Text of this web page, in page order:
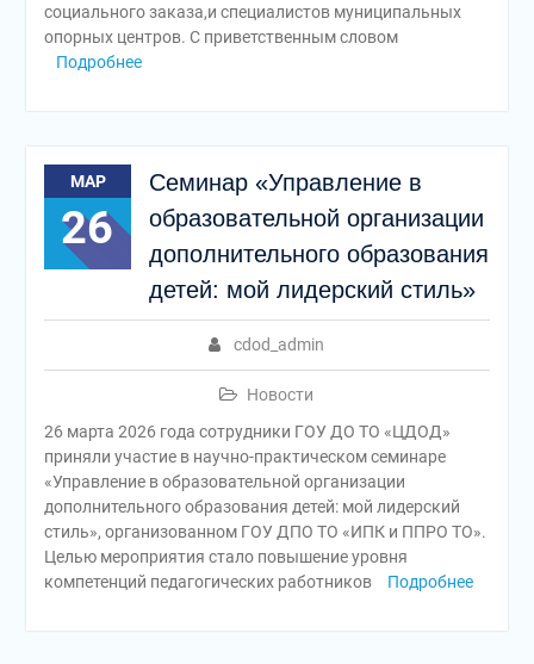
социального заказа,и специалистов муниципальных
опорных центров. С приветственным словом
Подробнее
МАР
26
Семинар «Управление в
образовательной организации
дополнительного образования
детей: мой лидерский стиль»
cdod_admin
Новости
26 марта 2026 года сотрудники ГОУ ДО ТО «ЦДОД»
приняли участие в научно-практическом семинаре
«Управление в образовательной организации
дополнительного образования детей: мой лидерский
стиль», организованном ГОУ ДПО ТО «ИПК и ППРО ТО».
Целью мероприятия стало повышение уровня
компетенций педагогических работников
Подробнее